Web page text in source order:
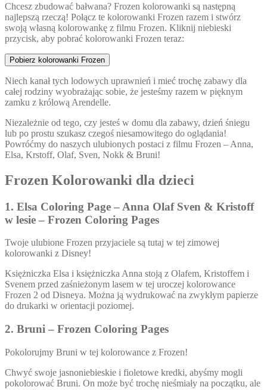
Chcesz zbudować bałwana? Frozen kolorowanki są następną
najlepszą rzeczą! Połącz te kolorowanki Frozen razem i stwórz
swoją własną kolorowankę z filmu Frozen. Kliknij niebieski
przycisk, aby pobrać kolorowanki Frozen teraz:
Pobierz kolorowanki Frozen
Niech kanał tych lodowych uprawnień i mieć trochę zabawy dla
całej rodziny wyobrażając sobie, że jesteśmy razem w pięknym
zamku z królową Arendelle.
Niezależnie od tego, czy jesteś w domu dla zabawy, dzień śniegu
lub po prostu szukasz czegoś niesamowitego do oglądania!
Powróćmy do naszych ulubionych postaci z filmu Frozen – Anna,
Elsa, Krstoff, Olaf, Sven, Nokk & Bruni!
Frozen Kolorowanki dla dzieci
1. Elsa Coloring Page – Anna Olaf Sven & Kristoff
w lesie – Frozen Coloring Pages
Twoje ulubione Frozen przyjaciele są tutaj w tej zimowej
kolorowanki z Disney!
Księżniczka Elsa i księżniczka Anna stoją z Olafem, Kristoffem i
Svenem przed zaśnieżonym lasem w tej uroczej kolorowance
Frozen 2 od Disneya. Można ją wydrukować na zwykłym papierze
do drukarki w orientacji poziomej.
2. Bruni – Frozen Coloring Pages
Pokolorujmy Bruni w tej kolorowance z Frozen!
Chwyć swoje jasnoniebieskie i fioletowe kredki, abyśmy mogli
pokolorować Bruni. On może być trochę nieśmiały na początku, ale